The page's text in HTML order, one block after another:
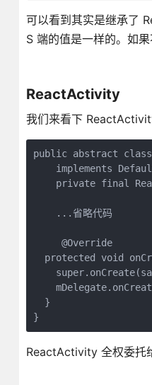
可以看到其实是继承了
S 端的值是一样的。如
ReactActivity
我们来看下
public abstract
implements
private final
    ...省略代码
     @Override
protected void
  }
ReactActivity 全权委托